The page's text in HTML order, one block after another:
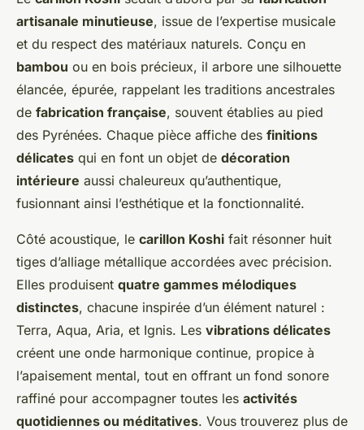
artisanale minutieuse, issue de l’expertise musicale
et du respect des matériaux naturels. Conçu en
bambou ou en bois précieux, il arbore une silhouette
élancée, épurée, rappelant les traditions ancestrales
de fabrication française, souvent établies au pied
des Pyrénées. Chaque pièce affiche des finitions
délicates qui en font un objet de décoration
intérieure aussi chaleureux qu’authentique,
fusionnant ainsi l’esthétique et la fonctionnalité.
Côté acoustique, le carillon Koshi fait résonner huit
tiges d’alliage métallique accordées avec précision.
Elles produisent quatre gammes mélodiques
distinctes, chacune inspirée d’un élément naturel :
Terra, Aqua, Aria, et Ignis. Les vibrations délicates
créent une onde harmonique continue, propice à
l’apaisement mental, tout en offrant un fond sonore
raffiné pour accompagner toutes les activités
quotidiennes ou méditatives. Vous trouverez plus de